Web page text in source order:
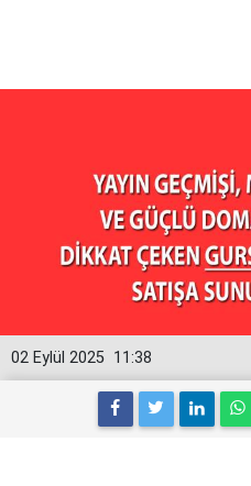
11:38
02 Eylül 2025